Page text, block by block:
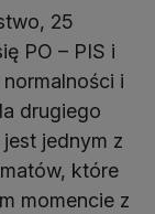
25
PO – PIS i
i
drugiego
jednym z
które
momencie z